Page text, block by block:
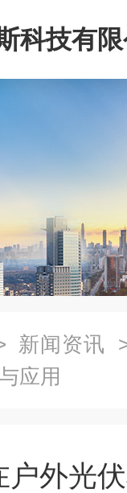
科技有
新闻资讯
应用
户外光